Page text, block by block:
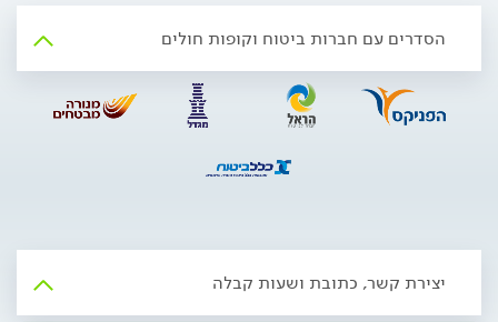
הסדרים עם חברות ביטוח וקופות חולים
יצירת קשר, כתובת ושעות קבלה